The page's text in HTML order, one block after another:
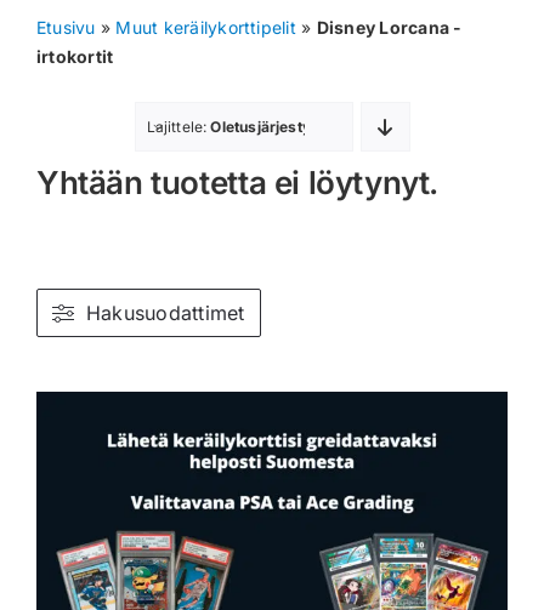
Tarvikkeet
Ennakot
Irtokortit
Etusivu » Muut keräilykorttipelit » Disney Lorcana -
irtokortit
Lajittele:Oletusjärjestys
Yhtään tuotetta ei löytynyt.
Hakusuodattimet